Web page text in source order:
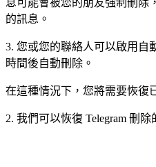
息可能會被您的朋友強制刪除
的訊息。
3. 您或您的聯絡人可以啟用自
時間後自動刪除。
在這種情況下，您將需要恢復
2. 我們可以恢復 Telegram 刪除